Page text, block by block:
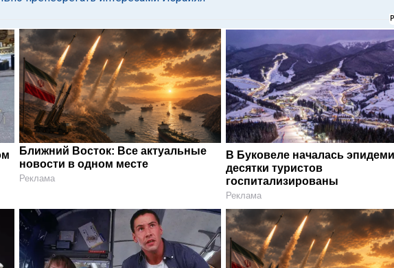
Ближний Восток: Все актуальные
новости в одном месте
Реклама
В Буковеле началась
десятки туристов
госпитализированы
Реклама